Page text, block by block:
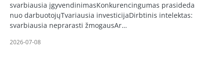
svarbiausia įgyvendinimasKonkurencingumas prasideda
nuo darbuotojųTvariausia investicijaDirbtinis intelektas:
svarbiausia neprarasti žmogausAr…
2026-07-08